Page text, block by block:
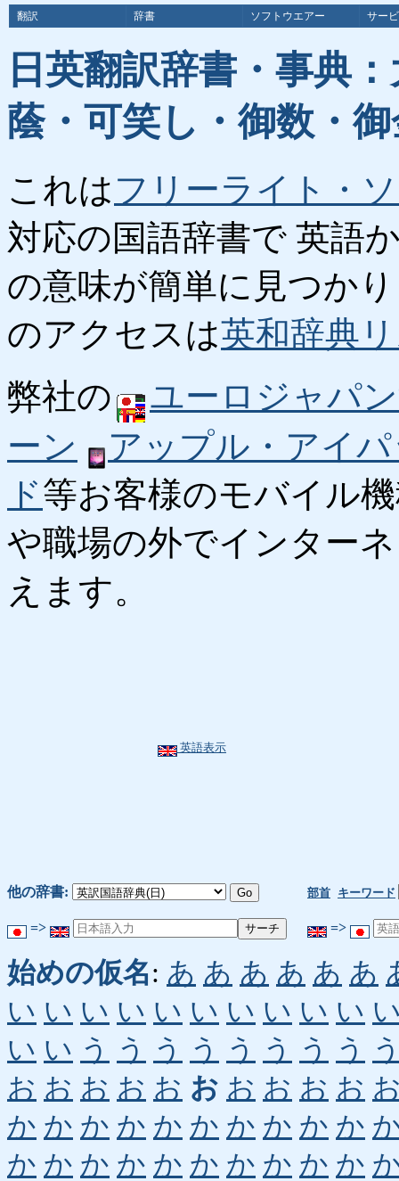
翻訳 辞書 ソフトウエアー サー
日英翻訳辞書・事典
蔭・可笑し・御数・
これはフリーライト・
対応の国語辞書で 英語
の意味が簡単に見つか
のアクセスは英和辞典
弊社の
ユーロジャパ
ーン
アップル・アイ
ド等お客様のモバイル
や職場の外でインター
えます。
英語表示
他の辞書: 部首 キーワード
=> =>
始めの仮名: あ あ あ あ あ あ
い い い い い い い い い い
い い う う う う う う う う
お お お お お お お お お お
か か か か か か か か か か
か か か か か か か か か か